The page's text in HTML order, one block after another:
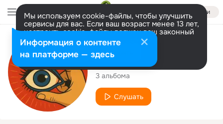
Войти
Мы используем cookie-файлы, чтобы улучшить
сервисы для вас. Если ваш возраст менее 13 лет,
настроить cookie-файлы должен ваш законный
представитель. Больше информации
Разрешить все Настроить
Исполнитель
LELEO LETRISTA
3 альбома
Слушать
Информация о контенте
на платформе — здесь